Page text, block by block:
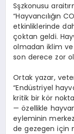
Sşzkonusu
“Hayvancılığın
etkinliklerinde
çoktan geldi.
olmadan iklim
son derece zor
Ortak yazar,
“Endüstriyel
kritik bir kör
— özellikle
eyleminin
de gezegen için